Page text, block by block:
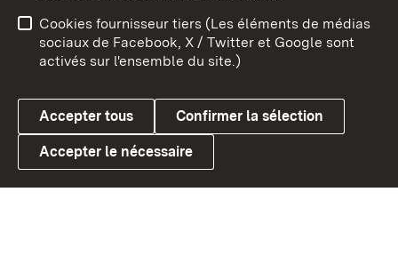
Link zum Landesportal
Conseils d'utilisation
Confidentialité
Cookies
Cookies fournisseur tiers (Les éléments de médias
sociaux de Facebook, X / Twitter et Google sont
activés sur l'ensemble du site.)
Accepter tous Confirmer la sélection
Accepter le nécessaire